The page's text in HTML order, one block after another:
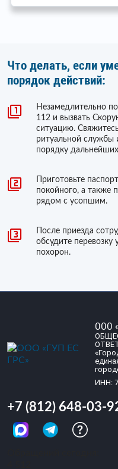
Что делать, если
порядок действий:
Незамедлительно
112 и вызвать
ситуацию.
ритуальной службы
порядку
Приготовьте
покойного, а также
рядом с усопшим.
После приезда
обсудите
похорон.
ООО
ИНН:
+7 (812) 648-03-